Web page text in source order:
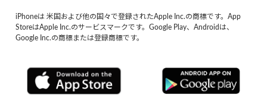
iPhoneは 米国および他の国々で登録されたApple Inc.の商標です。App
StoreはApple Inc.のサービスマークです。Google Play、Androidは、
Google Inc.の商標または登録商標です。